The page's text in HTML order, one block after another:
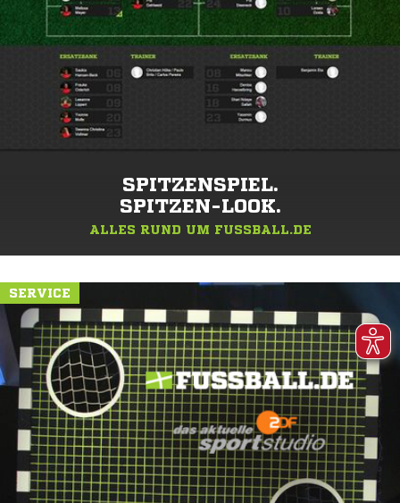
SPITZENSPIEL.
SPITZEN-LOOK.
ALLES RUND UM FUSSBALL.DE
SERVICE